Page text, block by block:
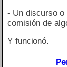
- Un discurso o
comisión de
Y funcionó.